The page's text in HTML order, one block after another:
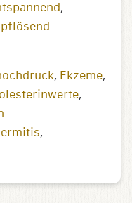
,
, Ekzeme,
,
,